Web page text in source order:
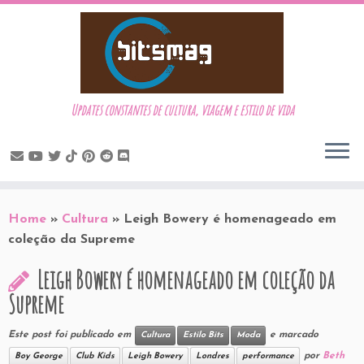
to
content
Updates constantes de cultura, viagem e estilo de vida
Home » Cultura » Leigh Bowery é homenageado em
coleção da Supreme
Leigh Bowery é homenageado em coleção da
Supreme
Este post foi publicado em Cultura Estilo Bits Moda e marcado
Boy George Club Kids Leigh Bowery Londres performance por Beth